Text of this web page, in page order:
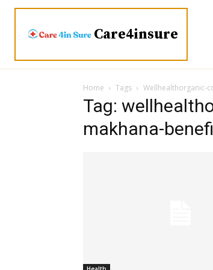
Care4insure
Home Tags Wellhealthorganic-
Tag:
makhana-